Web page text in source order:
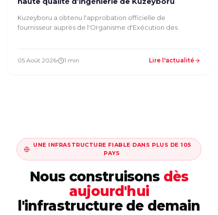
Kuzeyboru a obtenu l'approbation officielle de
fournisseur auprès de l'Organisme d'Exécution des
05 Août 2026 1 min Lire l'actualité
UNE INFRASTRUCTURE FIABLE DANS PLUS DE 105
PAYS
Nous construisons dès
aujourd'hui
l'infrastructure de demain